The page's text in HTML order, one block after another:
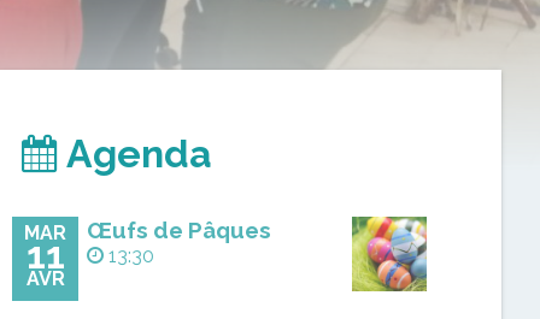
Agenda
MAR
11
AVR
Œufs de Pâques
13:30